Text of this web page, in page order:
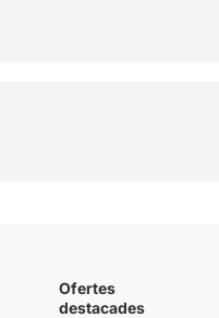
Ofertes
destacades